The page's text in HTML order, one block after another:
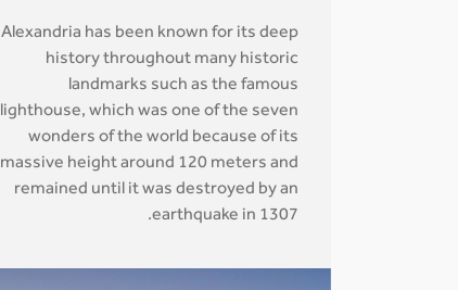
Alexandria has been known for its deep
history throughout many historic
landmarks such as the famous
lighthouse, which was one of the seven
wonders of the world because of its
massive height around 120 meters and
remained until it was destroyed by an
earthquake in 1307.